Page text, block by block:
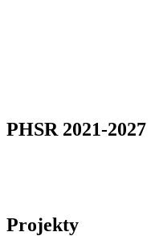
PHSR 2021-2027
Projekty